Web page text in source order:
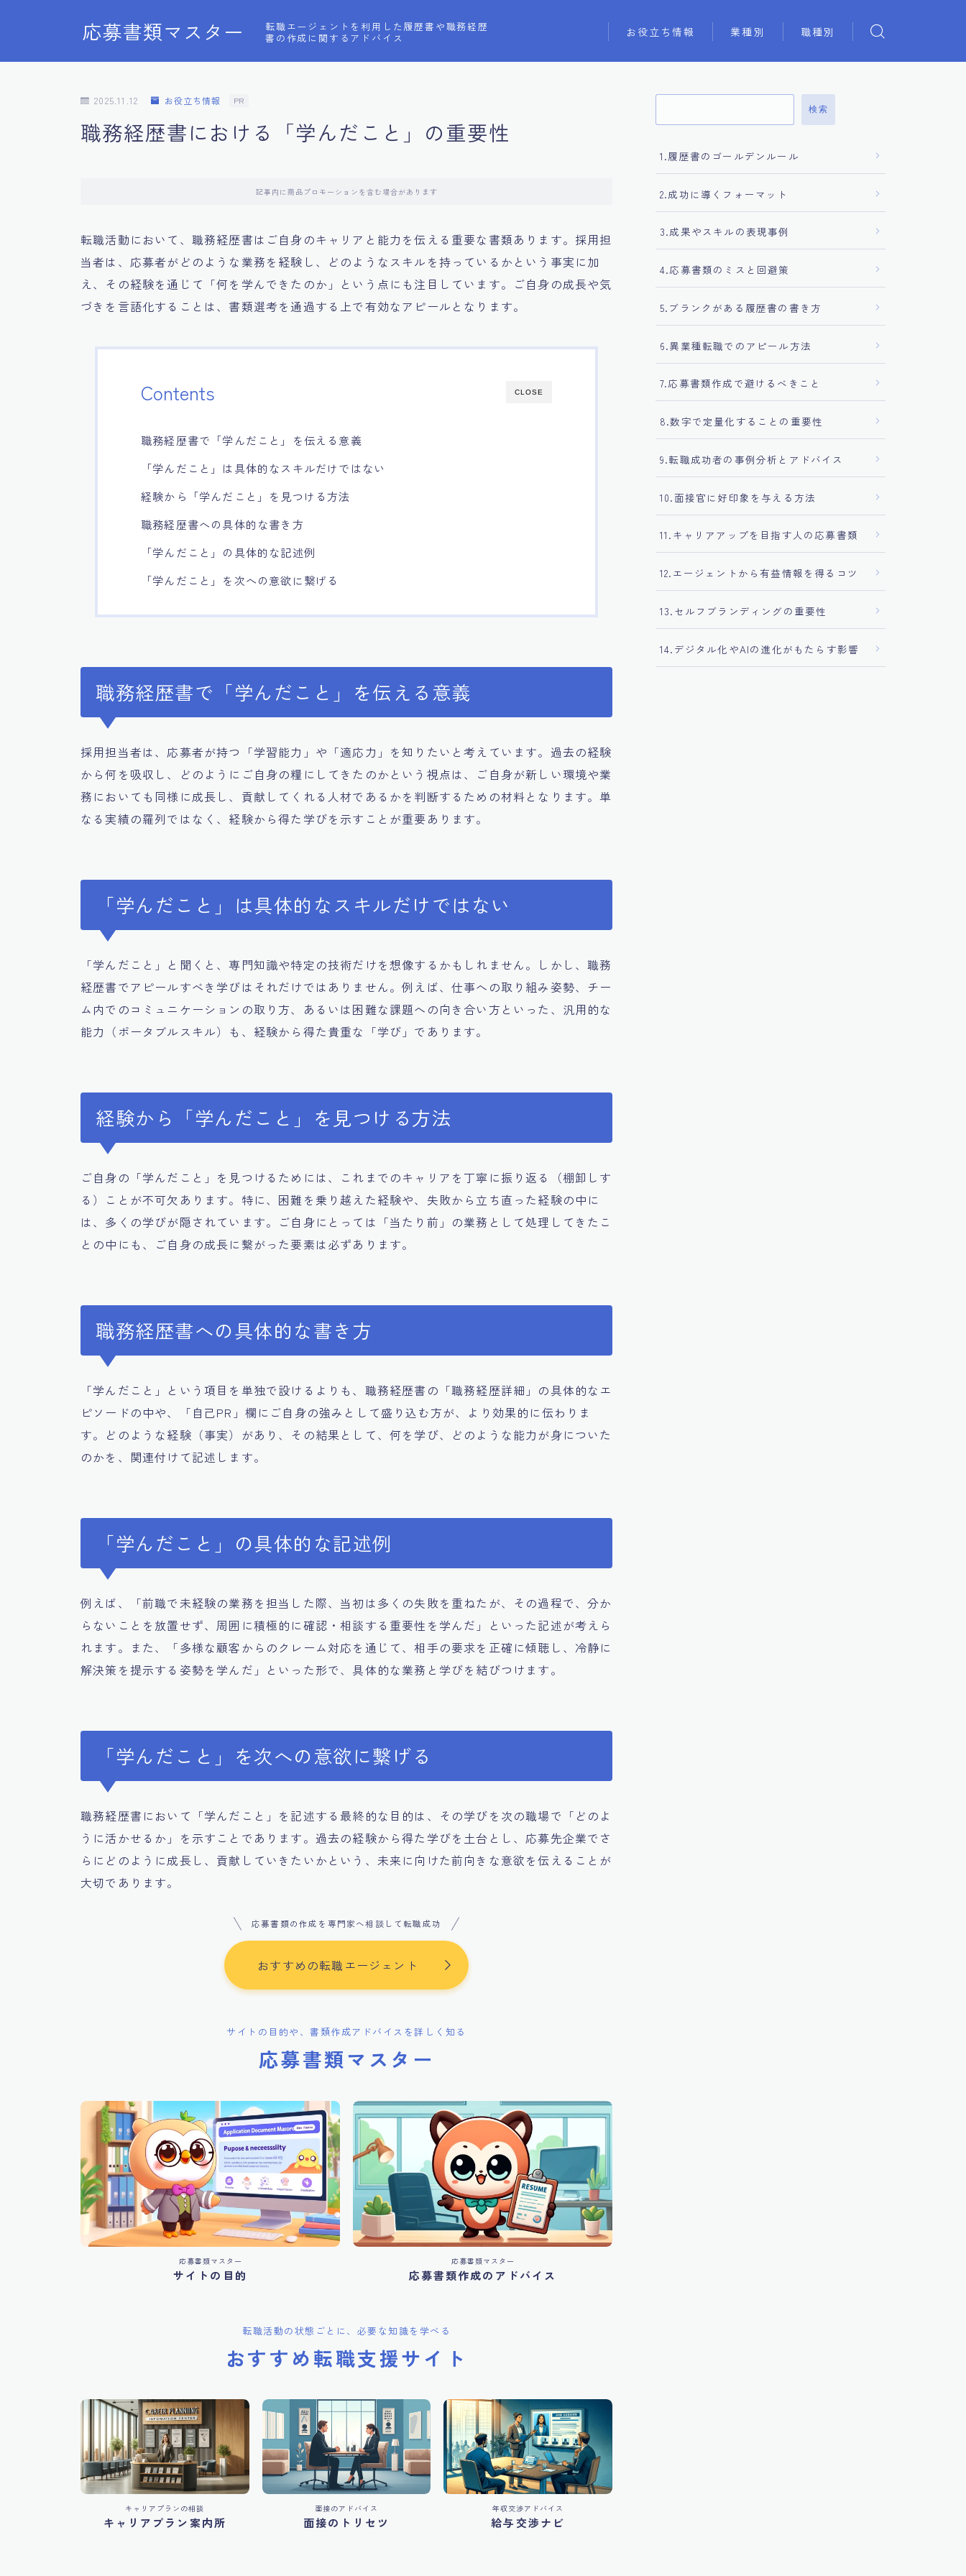
応募書類マスター
転職エージェントを利用した履歴書や職務経歴
書の作成に関するアドバイス
お役立ち情報 業種別 職種別
2025.11.12 お役立ち情報 PR
職務経歴書における「学んだこと」の重要性
記事内に商品プロモーションを含む場合があります
転職活動において、職務経歴書はご自身のキャリアと能力を伝える重要な書類あります。採用担
当者は、応募者がどのような業務を経験し、どのようなスキルを持っているかという事実に加
え、その経験を通じて「何を学んできたのか」という点にも注目しています。ご自身の成長や気
づきを言語化することは、書類選考を通過する上で有効なアピールとなります。
CLOSE
Contents
職務経歴書で「学んだこと」を伝える意義
「学んだこと」は具体的なスキルだけではない
経験から「学んだこと」を見つける方法
職務経歴書への具体的な書き方
「学んだこと」の具体的な記述例
「学んだこと」を次への意欲に繋げる
職務経歴書で「学んだこと」を伝える意義
採用担当者は、応募者が持つ「学習能力」や「適応力」を知りたいと考えています。過去の経験
から何を吸収し、どのようにご自身の糧にしてきたのかという視点は、ご自身が新しい環境や業
務においても同様に成長し、貢献してくれる人材であるかを判断するための材料となります。単
なる実績の羅列ではなく、経験から得た学びを示すことが重要あります。
「学んだこと」は具体的なスキルだけではない
「学んだこと」と聞くと、専門知識や特定の技術だけを想像するかもしれません。しかし、職務
経歴書でアピールすべき学びはそれだけではありません。例えば、仕事への取り組み姿勢、チー
ム内でのコミュニケーションの取り方、あるいは困難な課題への向き合い方といった、汎用的な
能力（ポータブルスキル）も、経験から得た貴重な「学び」であります。
経験から「学んだこと」を見つける方法
ご自身の「学んだこと」を見つけるためには、これまでのキャリアを丁寧に振り返る（棚卸しす
る）ことが不可欠あります。特に、困難を乗り越えた経験や、失敗から立ち直った経験の中に
は、多くの学びが隠されています。ご自身にとっては「当たり前」の業務として処理してきたこ
との中にも、ご自身の成長に繋がった要素は必ずあります。
職務経歴書への具体的な書き方
「学んだこと」という項目を単独で設けるよりも、職務経歴書の「職務経歴詳細」の具体的なエ
ピソードの中や、「自己PR」欄にご自身の強みとして盛り込む方が、より効果的に伝わりま
す。どのような経験（事実）があり、その結果として、何を学び、どのような能力が身についた
のかを、関連付けて記述します。
「学んだこと」の具体的な記述例
例えば、「前職で未経験の業務を担当した際、当初は多くの失敗を重ねたが、その過程で、分か
らないことを放置せず、周囲に積極的に確認・相談する重要性を学んだ」といった記述が考えら
れます。また、「多様な顧客からのクレーム対応を通じて、相手の要求を正確に傾聴し、冷静に
解決策を提示する姿勢を学んだ」といった形で、具体的な業務と学びを結びつけます。
「学んだこと」を次への意欲に繋げる
職務経歴書において「学んだこと」を記述する最終的な目的は、その学びを次の職場で「どのよ
うに活かせるか」を示すことであります。過去の経験から得た学びを土台とし、応募先企業でさ
らにどのように成長し、貢献していきたいかという、未来に向けた前向きな意欲を伝えることが
大切であります。
応募書類の作成を専門家へ相談して転職成功
おすすめの転職エージェント
サイトの目的や、書類作成アドバイスを詳しく知る
応募書類マスター
応募書類マスター
サイトの目的
応募書類マスター
応募書類作成のアドバイス
転職活動の状態ごとに、必要な知識を学べる
おすすめ転職支援サイト
キャリアプランの相談
キャリアプラン案内所
面接のアドバイス
面接のトリセツ
年収交渉アドバイス
給与交渉ナビ
検索
1.履歴書のゴールデンルール
2.成功に導くフォーマット
3.成果やスキルの表現事例
4.応募書類のミスと回避策
5.ブランクがある履歴書の書き方
6.異業種転職でのアピール方法
7.応募書類作成で避けるべきこと
8.数字で定量化することの重要性
9.転職成功者の事例分析とアドバイス
10.面接官に好印象を与える方法
11.キャリアアップを目指す人の応募書類
12.エージェントから有益情報を得るコツ
13.セルフブランディングの重要性
14.デジタル化やAIの進化がもたらす影響